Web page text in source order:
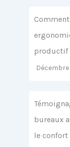
productif
bureaux
le confort